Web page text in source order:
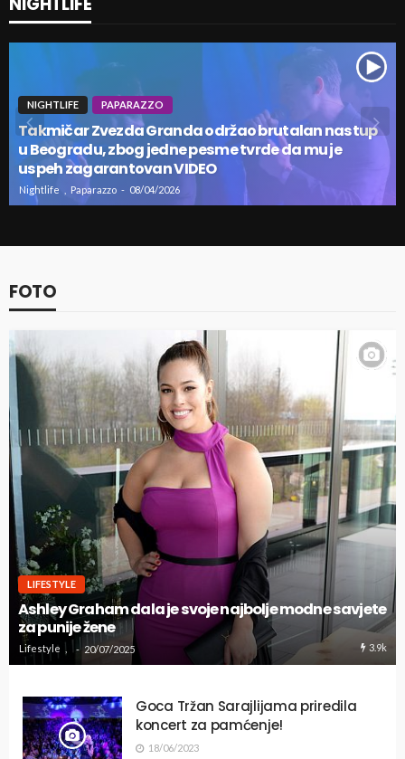
NIGHTLIFE PAPARAZZO
Takmičar Zvezda Granda održao brutalan nastup
u Beogradu, zbog jedne pesme tvrde da mu je
uspeh zagarantovan VIDEO
Nightlife Paparazzo 08/04/2026
FOTO
LIFESTYLE
Ashley Graham dala je svoje najbolje modne savjete
za punije žene
Lifestyle 20/07/2025 3.9k
Goca Tržan Sarajlijama priredila
koncert za pamćenje!
18/06/2023